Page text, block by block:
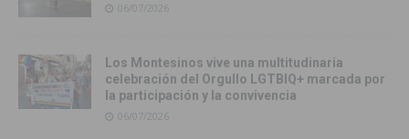
06/07/2026
Los Montesinos vive una multitudinaria
celebración del Orgullo LGTBIQ+ marcada por
la participación y la convivencia
06/07/2026